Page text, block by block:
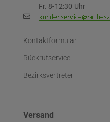
Fr. 8-12:30 Uhr
Kontaktformular
Rückrufservice
Bezirksvertreter
Versand